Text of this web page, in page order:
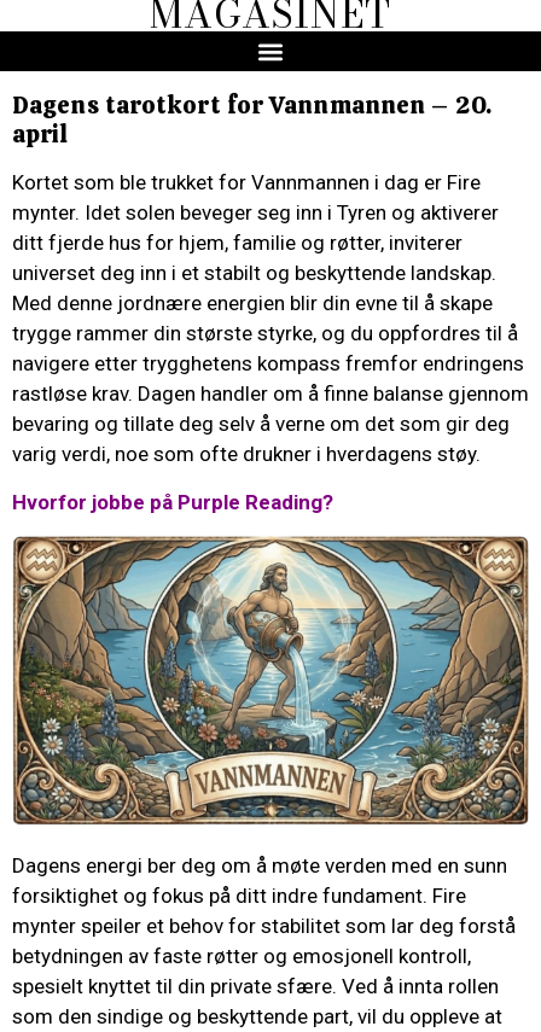
MAGASINET
Dagens tarotkort for Vannmannen – 20.
april
Kortet som ble trukket for Vannmannen i dag er Fire
mynter. Idet solen beveger seg inn i Tyren og aktiverer
ditt fjerde hus for hjem, familie og røtter, inviterer
universet deg inn i et stabilt og beskyttende landskap.
Med denne jordnære energien blir din evne til å skape
trygge rammer din største styrke, og du oppfordres til å
navigere etter trygghetens kompass fremfor endringens
rastløse krav. Dagen handler om å finne balanse gjennom
bevaring og tillate deg selv å verne om det som gir deg
varig verdi, noe som ofte drukner i hverdagens støy.
Hvorfor jobbe på Purple Reading?
Dagens energi ber deg om å møte verden med en sunn
forsiktighet og fokus på ditt indre fundament. Fire
mynter speiler et behov for stabilitet som lar deg forstå
betydningen av faste røtter og emosjonell kontroll,
spesielt knyttet til din private sfære. Ved å innta rollen
som den sindige og beskyttende part, vil du oppleve at